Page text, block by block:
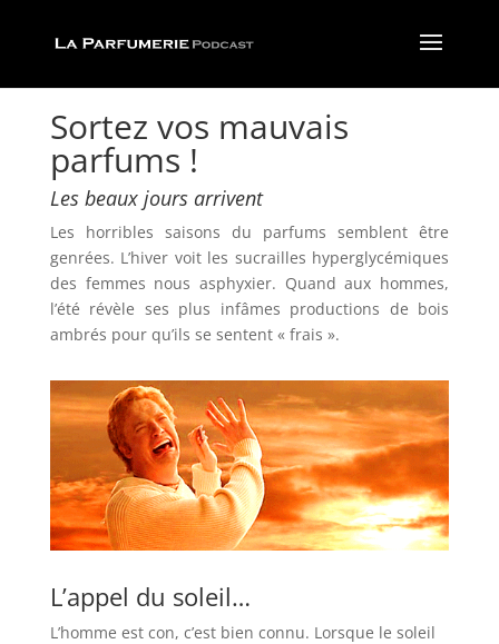
Sortez vos mauvais
parfums !
Les beaux jours arrivent
Les horribles saisons du parfums semblent être
genrées. L’hiver voit les sucrailles hyperglycémiques
des femmes nous asphyxier. Quand aux hommes,
l’été révèle ses plus infâmes productions de bois
ambrés pour qu’ils se sentent « frais ».
L’appel du soleil…
L’homme est con, c’est bien connu. Lorsque le soleil